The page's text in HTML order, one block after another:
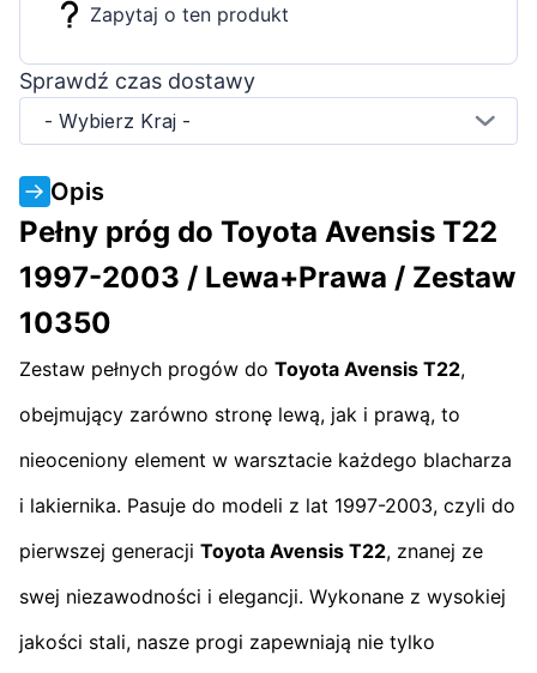
Zapytaj o ten produkt
Sprawdź czas dostawy
- Wybierz Kraj -
Opis
Pełny próg do Toyota Avensis T22
1997-2003 / Lewa+Prawa / Zestaw
10350
Zestaw pełnych progów do Toyota Avensis T22,
obejmujący zarówno stronę lewą, jak i prawą, to
nieoceniony element w warsztacie każdego blacharza
i lakiernika. Pasuje do modeli z lat 1997-2003, czyli do
pierwszej generacji Toyota Avensis T22, znanej ze
swej niezawodności i elegancji. Wykonane z wysokiej
jakości stali, nasze progi zapewniają nie tylko